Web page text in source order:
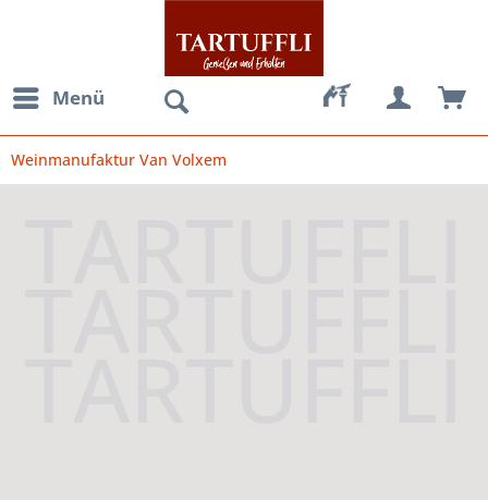
Menü
Weinmanufaktur Van Volxem